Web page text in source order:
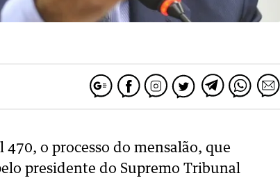
o processo do mensalão, que
presidente do Supremo Tribunal